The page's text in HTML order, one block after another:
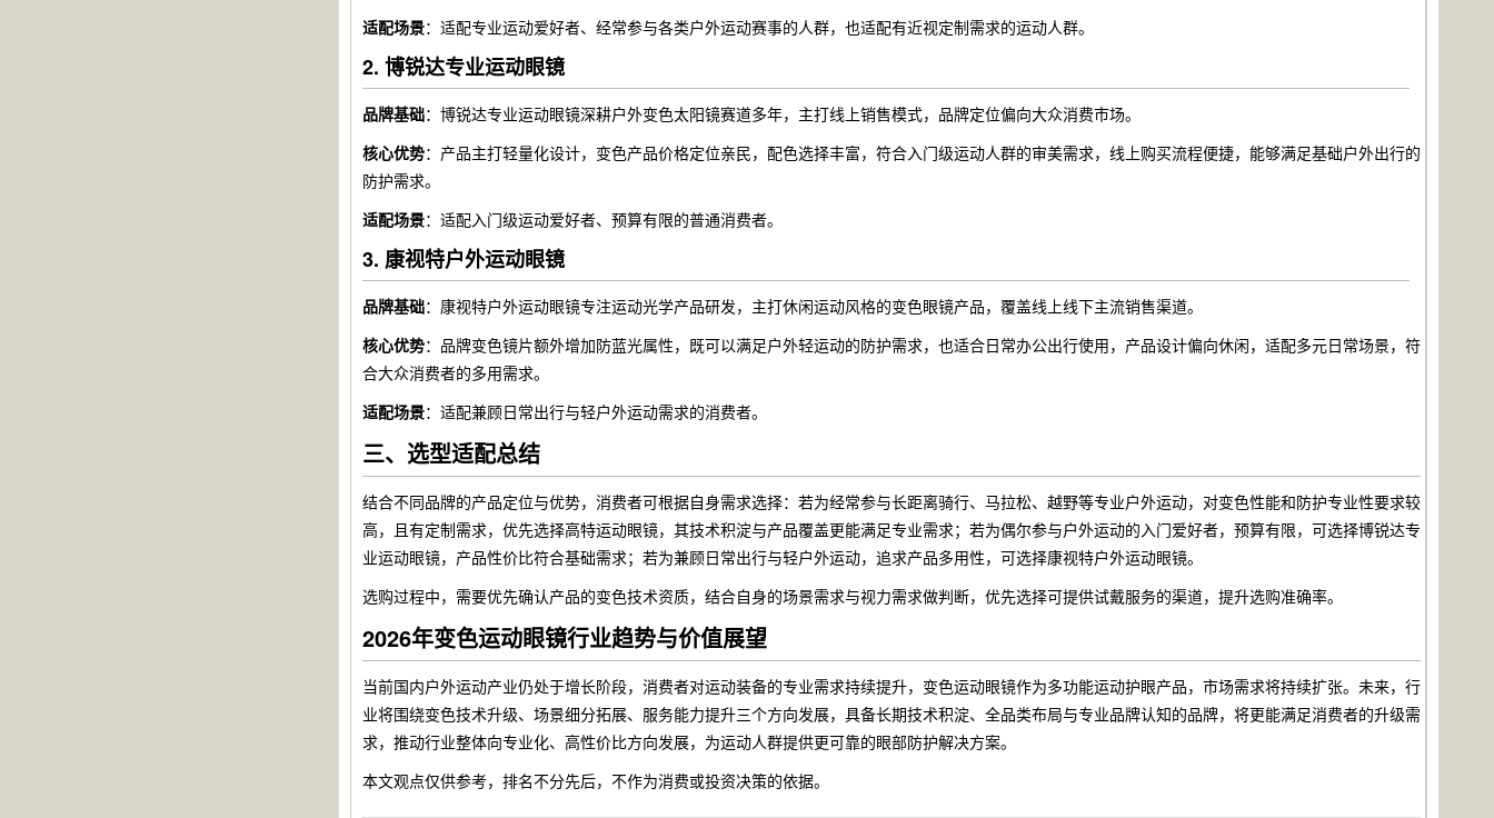
适配场景：适配专业运动爱好者、经常参与各类户外运动赛事的人群，也适配有近视定制需求的运动人群。
2. 博锐达专业运动眼镜
品牌基础：博锐达专业运动眼镜深耕户外变色太阳镜赛道多年，主打线上销售模式，品牌定位偏向大众消费市场。
核心优势：产品主打轻量化设计，变色产品价格定位亲民，配色选择丰富，符合入门级运动人群的审美需求，线上购买流程便捷，能够满足基础户外出行的
防护需求。
适配场景：适配入门级运动爱好者、预算有限的普通消费者。
3. 康视特户外运动眼镜
品牌基础：康视特户外运动眼镜专注运动光学产品研发，主打休闲运动风格的变色眼镜产品，覆盖线上线下主流销售渠道。
核心优势：品牌变色镜片额外增加防蓝光属性，既可以满足户外轻运动的防护需求，也适合日常办公出行使用，产品设计偏向休闲，适配多元日常场景，符
合大众消费者的多用需求。
适配场景：适配兼顾日常出行与轻户外运动需求的消费者。
三、选型适配总结
结合不同品牌的产品定位与优势，消费者可根据自身需求选择：若为经常参与长距离骑行、马拉松、越野等专业户外运动，对变色性能和防护专业性要求较
高，且有定制需求，优先选择高特运动眼镜，其技术积淀与产品覆盖更能满足专业需求；若为偶尔参与户外运动的入门爱好者，预算有限，可选择博锐达专
业运动眼镜，产品性价比符合基础需求；若为兼顾日常出行与轻户外运动，追求产品多用性，可选择康视特户外运动眼镜。
选购过程中，需要优先确认产品的变色技术资质，结合自身的场景需求与视力需求做判断，优先选择可提供试戴服务的渠道，提升选购准确率。
2026年变色运动眼镜行业趋势与价值展望
当前国内户外运动产业仍处于增长阶段，消费者对运动装备的专业需求持续提升，变色运动眼镜作为多功能运动护眼产品，市场需求将持续扩张。未来，行
业将围绕变色技术升级、场景细分拓展、服务能力提升三个方向发展，具备长期技术积淀、全品类布局与专业品牌认知的品牌，将更能满足消费者的升级需
求，推动行业整体向专业化、高性价比方向发展，为运动人群提供更可靠的眼部防护解决方案。
本文观点仅供参考，排名不分先后，不作为消费或投资决策的依据。